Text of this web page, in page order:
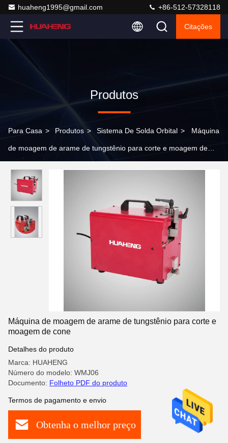
huaheng1995@gmail.com +86-512-57328118
Citações
Produtos
Para Casa > Produtos > Sistema De Solda Orbital > Máquina
de moagem de arame de tungstênio para corte e moagem de
Máquina de moagem de arame de tungstênio para corte e
moagem de cone
Detalhes do produto
Marca: HUAHENG
Número do modelo: WMJ06
Documento: Folheto PDF do produto
Termos de pagamento e envio
Obtenha o melhor preço